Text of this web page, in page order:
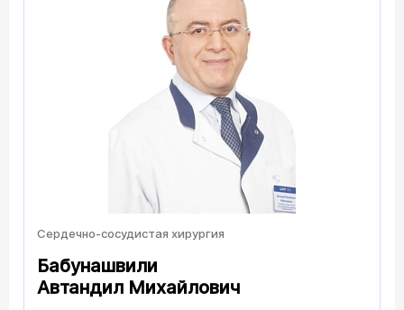
Сердечно-сосудистая хирургия
Бабунашвили
Автандил Михайлович